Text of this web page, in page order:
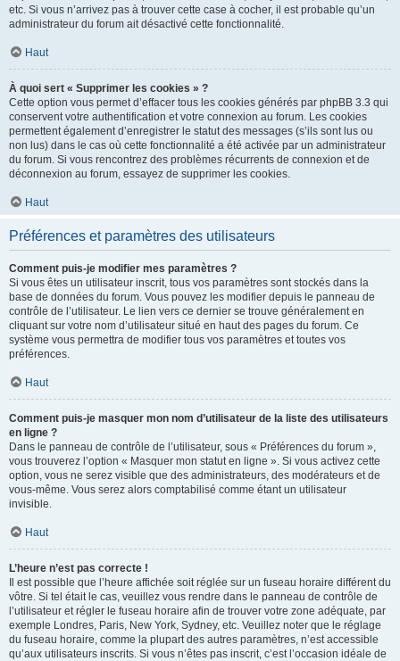
etc. Si vous n’arrivez pas à trouver cette case à cocher, il est probable qu’un
administrateur du forum ait désactivé cette fonctionnalité.
Haut
À quoi sert « Supprimer les cookies » ?
Cette option vous permet d’effacer tous les cookies générés par phpBB 3.3 qui
conservent votre authentification et votre connexion au forum. Les cookies
permettent également d’enregistrer le statut des messages (s’ils sont lus ou
non lus) dans le cas où cette fonctionnalité a été activée par un administrateur
du forum. Si vous rencontrez des problèmes récurrents de connexion et de
déconnexion au forum, essayez de supprimer les cookies.
Haut
Préférences et paramètres des utilisateurs
Comment puis-je modifier mes paramètres ?
Si vous êtes un utilisateur inscrit, tous vos paramètres sont stockés dans la
base de données du forum. Vous pouvez les modifier depuis le panneau de
contrôle de l’utilisateur. Le lien vers ce dernier se trouve généralement en
cliquant sur votre nom d’utilisateur situé en haut des pages du forum. Ce
système vous permettra de modifier tous vos paramètres et toutes vos
préférences.
Haut
Comment puis-je masquer mon nom d’utilisateur de la liste des utilisateurs
en ligne ?
Dans le panneau de contrôle de l’utilisateur, sous « Préférences du forum »,
vous trouverez l’option « Masquer mon statut en ligne ». Si vous activez cette
option, vous ne serez visible que des administrateurs, des modérateurs et de
vous-même. Vous serez alors comptabilisé comme étant un utilisateur
invisible.
Haut
L’heure n’est pas correcte !
Il est possible que l’heure affichée soit réglée sur un fuseau horaire différent du
vôtre. Si tel était le cas, veuillez vous rendre dans le panneau de contrôle de
l’utilisateur et régler le fuseau horaire afin de trouver votre zone adéquate, par
exemple Londres, Paris, New York, Sydney, etc. Veuillez noter que le réglage
du fuseau horaire, comme la plupart des autres paramètres, n’est accessible
qu’aux utilisateurs inscrits. Si vous n’êtes pas inscrit, c’est l’occasion idéale de